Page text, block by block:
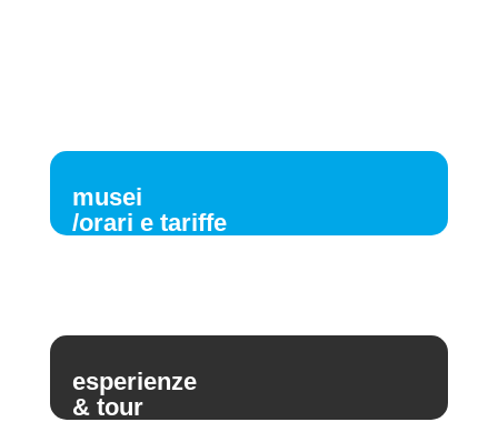
musei
/orari e tariffe
esperienze
& tour